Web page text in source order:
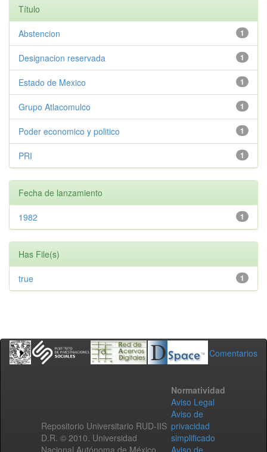
Título
1
Abstencion
1
Designacion reservada
1
Estado de Mexico
1
Grupo Atlacomulco
1
Poder economico y politico
1
PRI
Fecha de lanzamiento
1
1982
Has File(s)
1
true
Comentarios
Repositorio Universitario RUD-IIS
D.R. © 2010. Universidad
Nacional Autónoma de México.
Normatividad
Aviso Legal
Aviso de
privacidad
simplificado
Aviso de